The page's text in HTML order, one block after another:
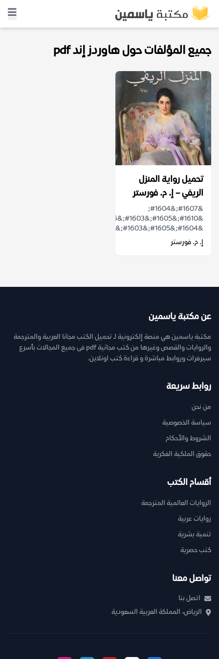
جميع المؤلفات حول هاوردز إند pdf
تحميل رواية المنزل
الريفي – إ. م. فورستر
&#1607;&#1604;
&#1604;&#1605;&#1603;&#1575;&#1606;...
إ. م. فورستر
عن مكتبة ياسمين
مكتبة ياسمين هي منصة إلكترونية لـ تحميل الكتب مجانا العربية والمترجمة
والروايات والقصص وغيرها من كتب مجانية pdf فى جميع المجالات بأسرع
سيرفرات وروابط مباشرة و قراءة كتب اونلاين.
روابط سريعة
من نحن
سياسة الخصوصية
الشروط والأحكام
حقوق الملكية الفكرية
أقسام الكتب
الروايات العالمية المترجمة
روايات عربية
تنمية بشرية
كتب حصرية
تواصل معنا
اتصل بنا
الرياض، المملكة العربية السعودية